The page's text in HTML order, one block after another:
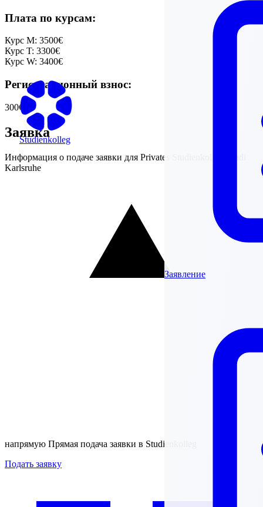
Studienkolleg
Заявление
Плата по курсам:
Курс M: 3500€
Курс T: 3300€
Курс W: 3400€
Регистрационный взнос:
300€
Заявка
Информация о подаче заявки для Privates Studienkolleg Vladi
Karlsruhe
напрямую Прямая подача заявки в Studienkolleg
Подать заявку